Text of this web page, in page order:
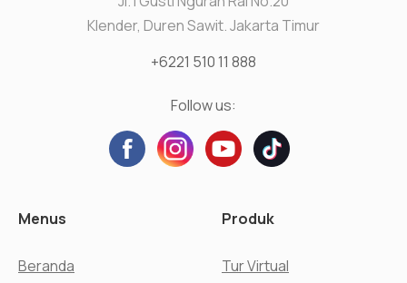
Klender, Duren Sawit. Jakarta Timur
+6221 510 11 888
Follow us:
Menus
Beranda
Produk
Tur Virtual